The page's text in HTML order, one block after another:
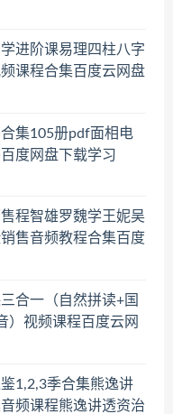
进阶课易理四柱八字
课程合集百度云网盘
集105册pdf面相电
度网盘下载学习
程智雄罗魏学王妮吴
售音频教程合集百度
合一（自然拼读+国
）视频课程百度云网
1,2,3季合集熊逸讲
频课程熊逸讲透资治